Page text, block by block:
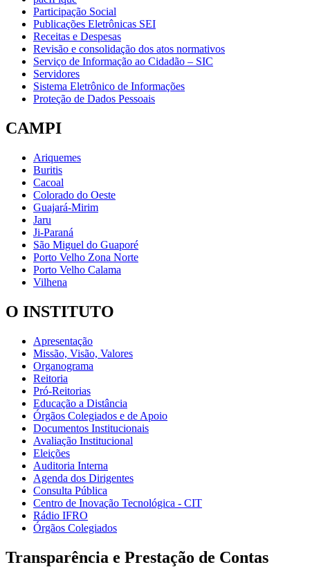
Participação Social
Publicações Eletrônicas SEI
Receitas e Despesas
Revisão e consolidação dos atos normativos
Serviço de Informação ao Cidadão – SIC
Servidores
Sistema Eletrônico de Informações
Proteção de Dados Pessoais
CAMPI
Ariquemes
Buritis
Cacoal
Colorado do Oeste
Guajará-Mirim
Jaru
Ji-Paraná
São Miguel do Guaporé
Porto Velho Zona Norte
Porto Velho Calama
Vilhena
O INSTITUTO
Apresentação
Missão, Visão, Valores
Organograma
Reitoria
Pró-Reitorias
Educação a Distância
Órgãos Colegiados e de Apoio
Documentos Institucionais
Avaliação Institucional
Eleições
Auditoria Interna
Agenda dos Dirigentes
Consulta Pública
Centro de Inovação Tecnológica - CIT
Rádio IFRO
Órgãos Colegiados
Transparência e Prestação de Contas